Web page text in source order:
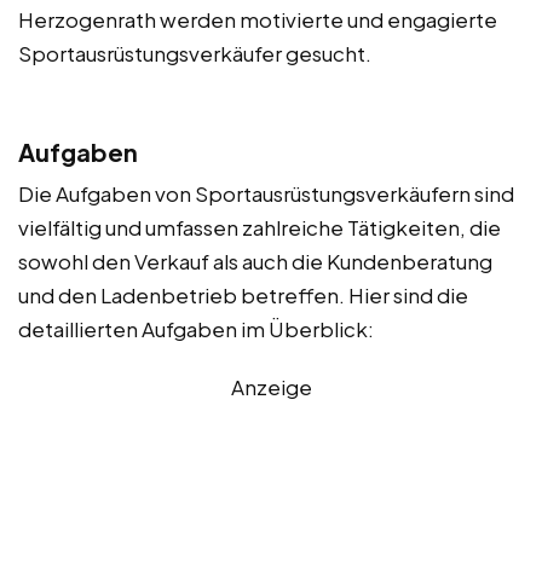
Herzogenrath werden motivierte und engagierte
Sportausrüstungsverkäufer gesucht.
Aufgaben
Die Aufgaben von Sportausrüstungsverkäufern sind
vielfältig und umfassen zahlreiche Tätigkeiten, die
sowohl den Verkauf als auch die Kundenberatung
und den Ladenbetrieb betreffen. Hier sind die
detaillierten Aufgaben im Überblick:
Anzeige